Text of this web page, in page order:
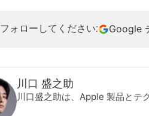
フォローしてください: Google
川口 盛之助
川口盛之助は、Apple 製品とテ